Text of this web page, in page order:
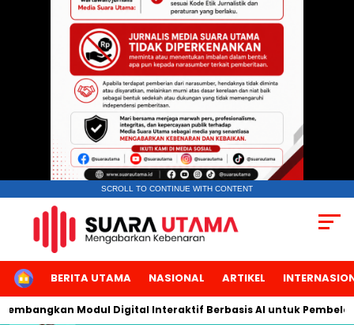
SCROLL TO CONTINUE WITH CONTENT
HOMEBERITA UTAMA NASIONAL ARTIKEL
Modul Digital Interaktif Berbasis AI untuk